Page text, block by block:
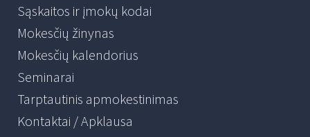
Sąskaitos ir įmokų kodai
Mokesčių žinynas
Mokesčių kalendorius
Seminarai
Tarptautinis apmokestinimas
Kontaktai / Apklausa